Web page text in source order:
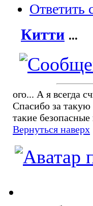
Ответить
Китти ...
ого... А я всегда
Спасибо за
такие
Вернуться наверх